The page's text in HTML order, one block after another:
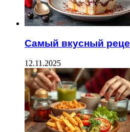
Самый вкусный
12.11.2025